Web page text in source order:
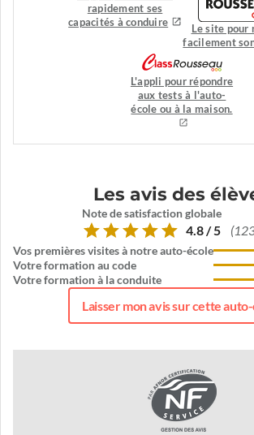
rapidement ses
capacités à conduire
Le site pour
facilement
L'appli pour répondre
aux tests à l'auto-
école ou à la maison.
Les avis des
Note de satisfaction globale
4.8 / 5
Vos premières visites à notre auto-école
Votre formation au code
Votre formation à la conduite
Laisser mon avis sur cette